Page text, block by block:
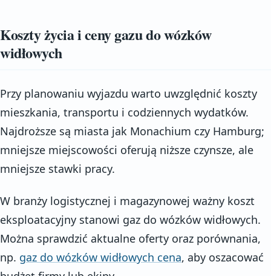
Koszty życia i ceny gazu do wózków
widłowych
Przy planowaniu wyjazdu warto uwzględnić koszty
mieszkania, transportu i codziennych wydatków.
Najdroższe są miasta jak Monachium czy Hamburg;
mniejsze miejscowości oferują niższe czynsze, ale
mniejsze stawki pracy.
W branży logistycznej i magazynowej ważny koszt
eksploatacyjny stanowi gaz do wózków widłowych.
Można sprawdzić aktualne oferty oraz porównania,
np. gaz do wózków widłowych cena, aby oszacować